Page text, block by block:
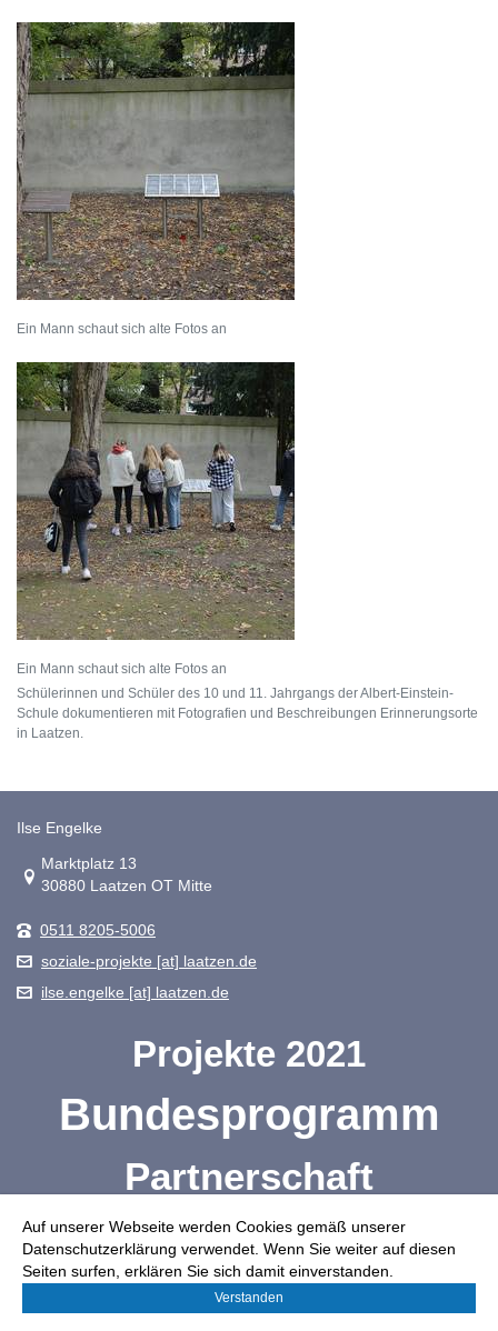
Auf unserer Webseite werden Cookies gemäß unserer
Datenschutzerklärung verwendet. Wenn Sie weiter auf diesen
Seiten surfen, erklären Sie sich damit einverstanden.
Verstanden
Ein Mann schaut sich alte Fotos an
Ein Mann schaut sich alte Fotos an
Schülerinnen und Schüler des 10 und 11. Jahrgangs der Albert-Einstein-
Schule dokumentieren mit Fotografien und Beschreibungen Erinnerungsorte
in Laatzen.
Ilse Engelke
Link zur Google-Maps Navigation
Marktplatz 13
30880 Laatzen OT Mitte
0511 8205-5006
soziale-projekte [at] laatzen.de
ilse.engelke [at] laatzen.de
Projekte 2021
Bundesprogramm
Partnerschaft
Projektträger
Bürgerbroschüre